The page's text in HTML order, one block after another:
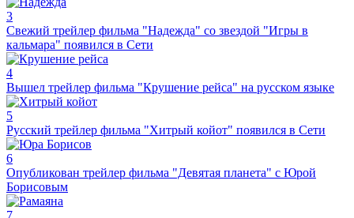
3
Свежий трейлер фильма "Надежда" со звездой "Игры в
кальмара" появился в Сети
4
Вышел трейлер фильма "Крушение рейса" на русском языке
5
Русский трейлер фильма "Хитрый койот" появился в Сети
6
Опубликован трейлер фильма "Девятая планета" с Юрой
Борисовым
7